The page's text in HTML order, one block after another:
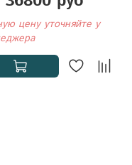
цену уточняйте у